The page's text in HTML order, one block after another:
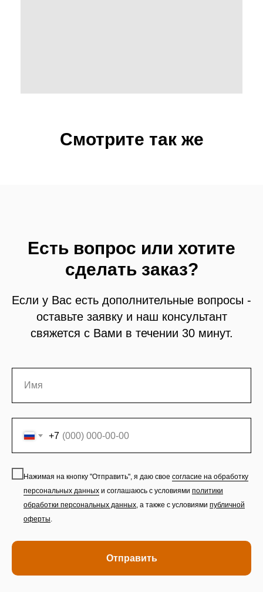
Смотрите так же
Есть вопрос или хотите
сделать заказ?
Если у Вас есть дополнительные вопросы -
оставьте заявку и наш консультант
свяжется с Вами в течении 30 минут.
+7
Нажимая на кнопку "Отправить", я даю свое согласие на обработку
персональных данных и соглашаюсь с условиями политики
обработки персональных данных, а также с условиями публичной
оферты.
Отправить